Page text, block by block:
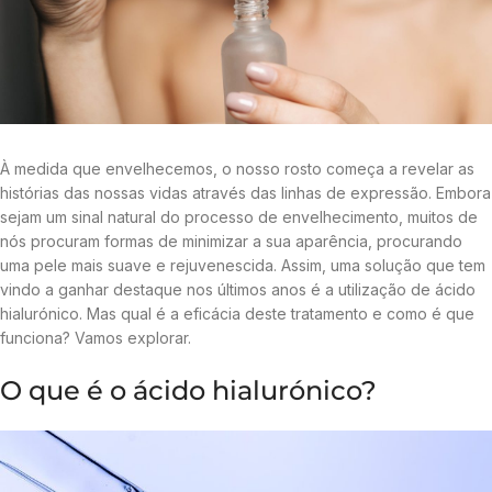
À medida que envelhecemos, o nosso rosto começa a revelar as
histórias das nossas vidas através das linhas de expressão. Embora
sejam um sinal natural do processo de envelhecimento, muitos de
nós procuram formas de minimizar a sua aparência, procurando
uma pele mais suave e rejuvenescida. Assim, uma solução que tem
vindo a ganhar destaque nos últimos anos é a utilização de ácido
hialurónico. Mas qual é a eficácia deste tratamento e como é que
funciona? Vamos explorar.
O que é o ácido hialurónico?